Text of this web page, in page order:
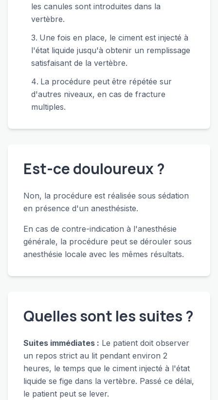
les canules sont introduites dans la
vertèbre.
Une fois en place, le ciment est injecté à
l'état liquide jusqu'à obtenir un remplissage
satisfaisant de la vertèbre.
La procédure peut être répétée sur
d'autres niveaux, en cas de fracture
multiples.
Est-ce douloureux ?
Non, la procédure est réalisée sous sédation
en présence d'un anesthésiste.
En cas de contre-indication à l'anesthésie
générale, la procédure peut se dérouler sous
anesthésie locale avec les mêmes résultats.
Quelles sont les suites ?
Suites immédiates : Le patient doit observer
un repos strict au lit pendant environ 2
heures, le temps que le ciment injecté à l'état
liquide se fige dans la vertèbre. Passé ce délai,
le patient peut se lever.